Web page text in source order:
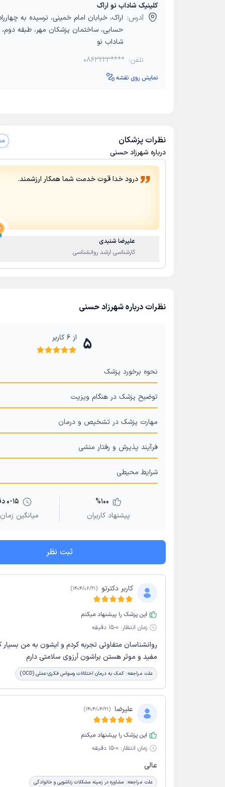
کلینیک شاداب نو اراک
آدرس: اراک، خیابان امام خمینی، نرسیده به
حسابی، ساختمان پزشکان مهر، طبقه دوم،
شاداب نو
تلفن: 0863223****
نمایش روی نقشه
نظرات پزشکان
درباره شهرزاد حسنی
درود خدا قوت خدمت شما همکار ارزشمند.
علیرضا شنبدی
کارشناسی ارشد روانشناسی
نظرات درباره شهرزاد حسنی
5 از 6کاربر
نحوه برخورد پزشک
توضیح پزشک در هنگام ویزیت
مهارت پزشک در تشخیص و درمان
فرآیند پذیرش و رفتار منشی
شرایط محیطی
%100
پیشنهاد کاربران
0-15 دقیقه
میانگین زمان
ثبت نظر
کاربر دکترتو (
1404/06/21
)
این پزشک را پیشنهاد میکنم
زمان انتظار: 0-15 دقیقه
روانشناسان متفاوتی تجربه کردم و ایشون به من
مفید و موثر هستن براشون آرزوی سلامتی دارم
علت مراجعه: کمک به درمان اختلالات وسواس فکری-عملی (OCD)
علیرضا (
1404/04/21
)
این پزشک را پیشنهاد میکنم
زمان انتظار: 0-15 دقیقه
عالی
علت مراجعه: مشاوره در زمینه مشکلات زناشویی و خانوادگی